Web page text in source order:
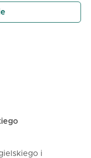
siebie.
przyjazne,
krok po
Jeśli jesteś
angielskiego
chętnie z
i